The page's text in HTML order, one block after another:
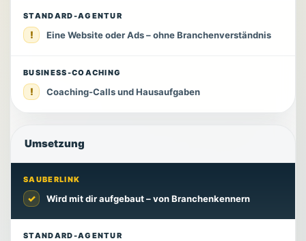
STANDARD-AGENTUR
! Eine Website oder Ads – ohne Branchenverständnis
BUSINESS-COACHING
! Coaching-Calls und Hausaufgaben
Umsetzung
STANDARD-AGENTUR
SAUBERLINK
✓ Wird mit dir aufgebaut – von Branchenkennern